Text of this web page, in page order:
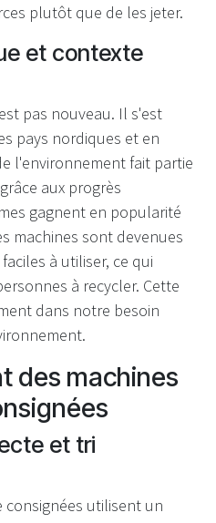
plutôt que de les jeter.
et contexte
pas nouveau. Il s'est
pays nordiques et en
l'environnement fait partie
aux progrès
gagnent en popularité
machines sont devenues
à utiliser, ce qui
à recycler. Cette
dans notre besoin
des machines
et tri
consignées utilisent un